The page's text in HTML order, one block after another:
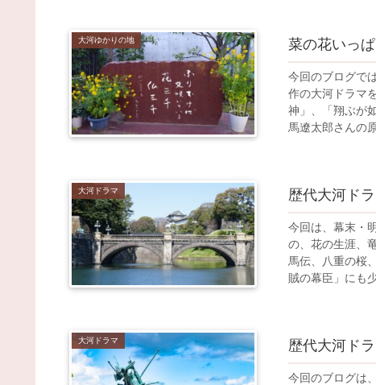
大河ゆかりの地 菜の花いっ
今回のブログで
作の大河ドラマ
神」、「翔ぶが
馬遼太郎さんの
大河ドラマ 歴代大河ド
今回は、幕末・
の、花の生涯、
馬伝、八重の桜
賊の幕臣」にも
大河ドラマ 歴代大河ド
今回のブログは